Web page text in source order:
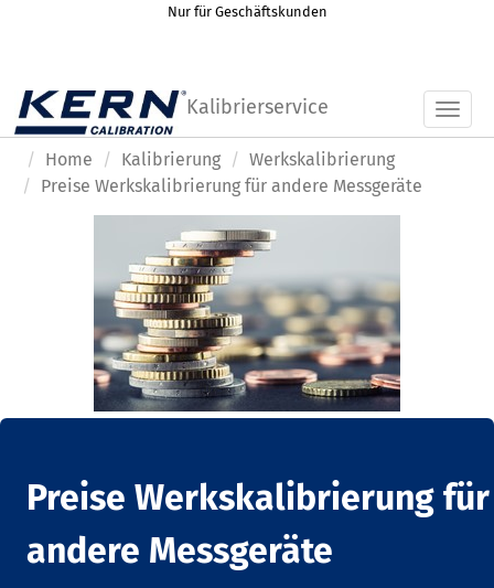
Nur für Geschäftskunden
Kalibrierservice
Home Kalibrierung
Werkskalibrierung
Preise Werkskalibrierung für andere Messgeräte
Preise Werkskalibrierung für
andere Messgeräte